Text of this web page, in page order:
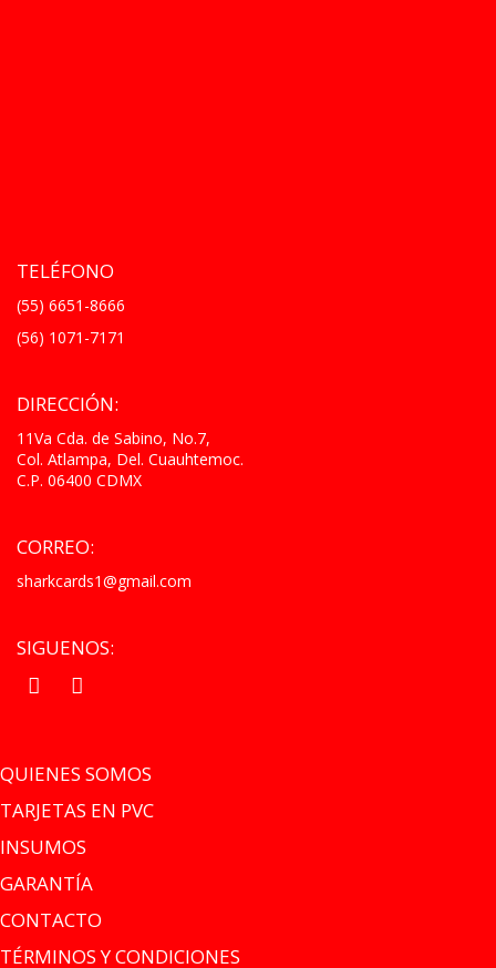
TELÉFONO
(55) 6651-8666
(56) 1071-7171
DIRECCIÓN:
11Va Cda. de Sabino, No.7,
Col. Atlampa, Del. Cuauhtemoc.
C.P. 06400 CDMX
CORREO:
sharkcards1@gmail.com
SIGUENOS:
QUIENES SOMOS
TARJETAS EN PVC
INSUMOS
GARANTÍA
CONTACTO
TÉRMINOS Y CONDICIONES